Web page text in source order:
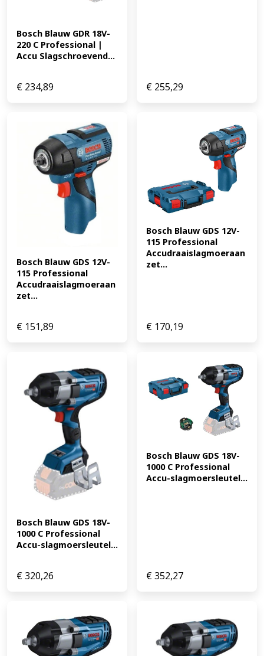
Bosch Blauw GDR 18V-
220 C Professional |
Accu Slagschroevend...
€ 234,89 € 255,29
Bosch Blauw GDS 12V-
115 Professional
Accudraaislagmoeraan
zet...
€ 151,89
Bosch Blauw GDS 12V-
115 Professional
Accudraaislagmoeraan
zet...
€ 170,19
Bosch Blauw GDS 18V-
1000 C Professional
Accu-slagmoersleutel...
€320,26
Bosch Blauw GDS 18V-
1000 C Professional
Accu-slagmoersleutel...
€352,27